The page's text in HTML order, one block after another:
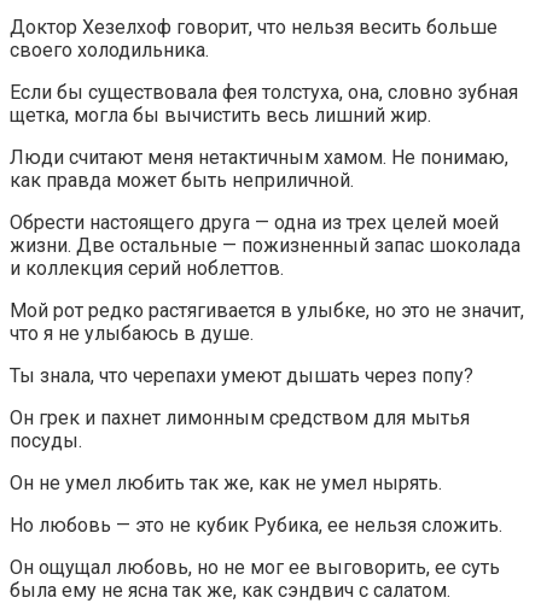
Доктор Хезелхоф говорит, что нельзя весить больше
своего холодильника.
Если бы существовала фея толстуха, она, словно зубная
щетка, могла бы вычистить весь лишний жир.
Люди считают меня нетактичным хамом. Не понимаю,
как правда может быть неприличной.
Обрести настоящего друга — одна из трех целей моей
жизни. Две остальные — пожизненный запас шоколада
и коллекция серий ноблеттов.
Мой рот редко растягивается в улыбке, но это не значит,
что я не улыбаюсь в душе.
Ты знала, что черепахи умеют дышать через попу?
Он грек и пахнет лимонным средством для мытья
посуды.
Он не умел любить так же, как не умел нырять.
Но любовь — это не кубик Рубика, ее нельзя сложить.
Он ощущал любовь, но не мог ее выговорить, ее суть
была ему не ясна так же, как сэндвич с салатом.